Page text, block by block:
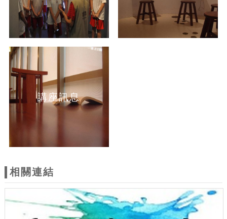
講座訊息
相關連結